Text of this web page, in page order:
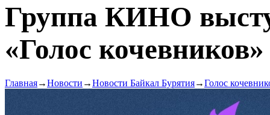
Группа КИНО
«Голос кочевников»
Главная→Новости →Новости Байкал Бурятия→Голос